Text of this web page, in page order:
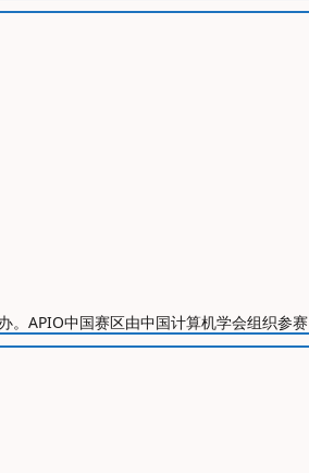
APIO中国赛区由中国计算机学会组织参赛